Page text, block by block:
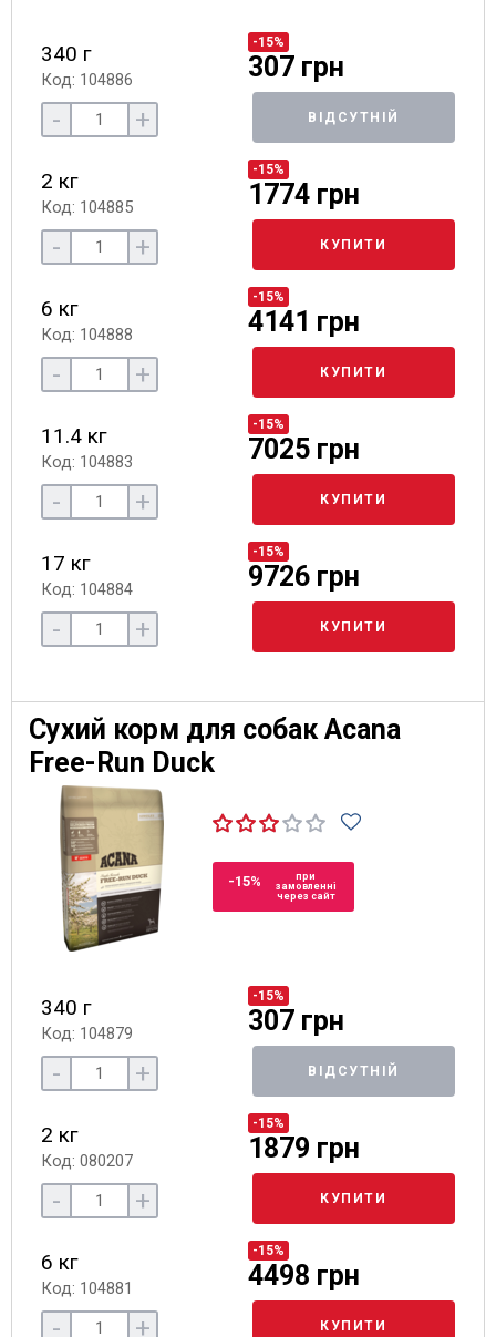
340 г
Код: 104886
-15%
307 грн
- + ВІДСУТНІЙ
2 кг
Код: 104885
-15%
1774 грн
- + КУПИТИ
6 кг
Код: 104888
-15%
4141 грн
- + КУПИТИ
11.4 кг
Код: 104883
-15%
7025 грн
- + КУПИТИ
17 кг
Код: 104884
-15%
9726 грн
- + КУПИТИ
Сухий корм для собак Acana
Free-Run Duck
-15%
при
замовленні
через сайт
340 г
Код: 104879
-15%
307 грн
- + ВІДСУТНІЙ
2 кг
Код: 080207
-15%
1879 грн
- + КУПИТИ
6 кг
Код: 104881
-15%
4498 грн
- + КУПИТИ